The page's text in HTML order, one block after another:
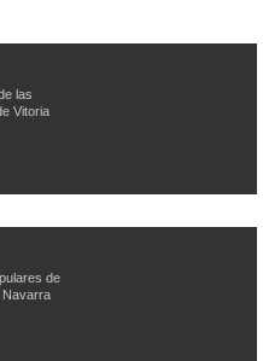
las
Vitoria
de
Navarra